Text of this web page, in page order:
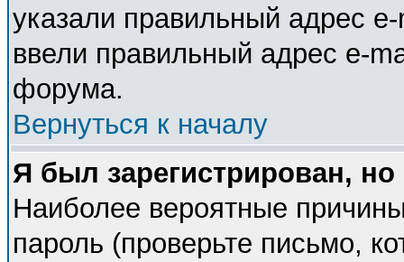
указали правильный адрес
ввели правильный адрес e-
форума.
Вернуться к началу
Я был зарегистрирован,
Наиболее вероятные
пароль (проверьте письмо,